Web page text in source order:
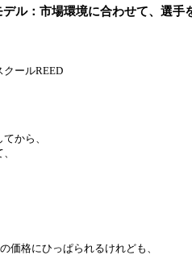
ル：市場環境に合わせて、選手
クールREED
から、
価格にひっぱられるけれども、